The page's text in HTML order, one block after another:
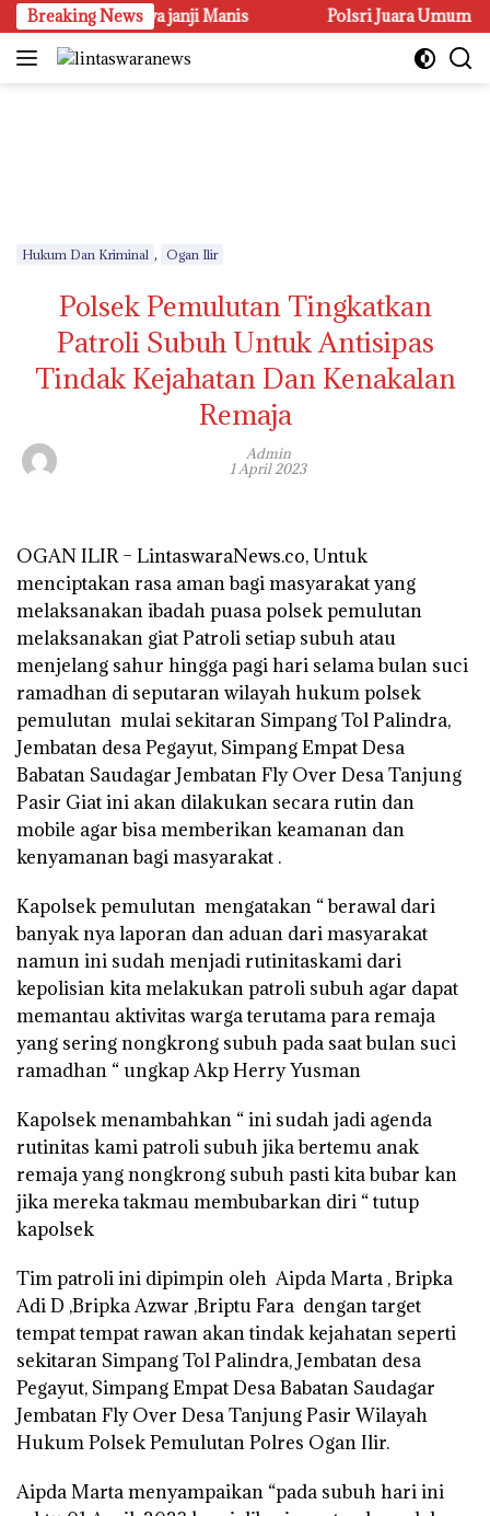
Langsung
ke
konten
Breaking News
Terasa Hanya janji Manis Polsri Juara Umum
Hukum Dan Kriminal , Ogan Ilir
Polsek Pemulutan Tingkatkan
Patroli Subuh Untuk Antisipas
Tindak Kejahatan Dan Kenakalan
Remaja
Admin
1 April 2023
OGAN ILIR – LintaswaraNews.co, Untuk
menciptakan rasa aman bagi masyarakat yang
melaksanakan ibadah puasa polsek pemulutan
melaksanakan giat Patroli setiap subuh atau
menjelang sahur hingga pagi hari selama bulan suci
ramadhan di seputaran wilayah hukum polsek
pemulutan mulai sekitaran Simpang Tol Palindra,
Jembatan desa Pegayut, Simpang Empat Desa
Babatan Saudagar Jembatan Fly Over Desa Tanjung
Pasir Giat ini akan dilakukan secara rutin dan
mobile agar bisa memberikan keamanan dan
kenyamanan bagi masyarakat .
Kapolsek pemulutan mengatakan “ berawal dari
banyak nya laporan dan aduan dari masyarakat
namun ini sudah menjadi rutinitaskami dari
kepolisian kita melakukan patroli subuh agar dapat
memantau aktivitas warga terutama para remaja
yang sering nongkrong subuh pada saat bulan suci
ramadhan “ ungkap Akp Herry Yusman
Kapolsek menambahkan “ ini sudah jadi agenda
rutinitas kami patroli subuh jika bertemu anak
remaja yang nongkrong subuh pasti kita bubar kan
jika mereka takmau membubarkan diri “ tutup
kapolsek
Tim patroli ini dipimpin oleh Aipda Marta , Bripka
Adi D ,Bripka Azwar ,Briptu Fara dengan target
tempat tempat rawan akan tindak kejahatan seperti
sekitaran Simpang Tol Palindra, Jembatan desa
Pegayut, Simpang Empat Desa Babatan Saudagar
Jembatan Fly Over Desa Tanjung Pasir Wilayah
Hukum Polsek Pemulutan Polres Ogan Ilir.
Aipda Marta menyampaikan “pada subuh hari ini